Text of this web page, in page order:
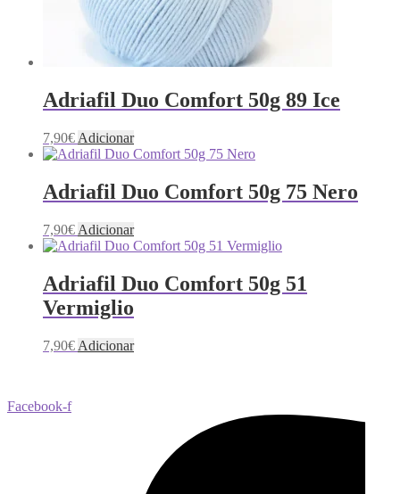
Adriafil Duo Comfort 50g 89 Ice
7,90€ Adicionar
Adriafil Duo Comfort 50g 75 Nero
7,90€ Adicionar
Adriafil Duo Comfort 50g 51
Vermiglio
7,90€ Adicionar
Facebook-f